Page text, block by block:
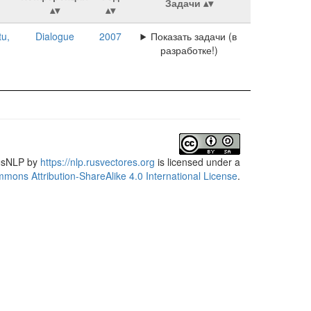
Задачи
Dialogue 2007
Показать задачи (в
разработке!)
by https://nlp.rusvectores.org is licensed under a
Attribution-ShareAlike 4.0 International License.